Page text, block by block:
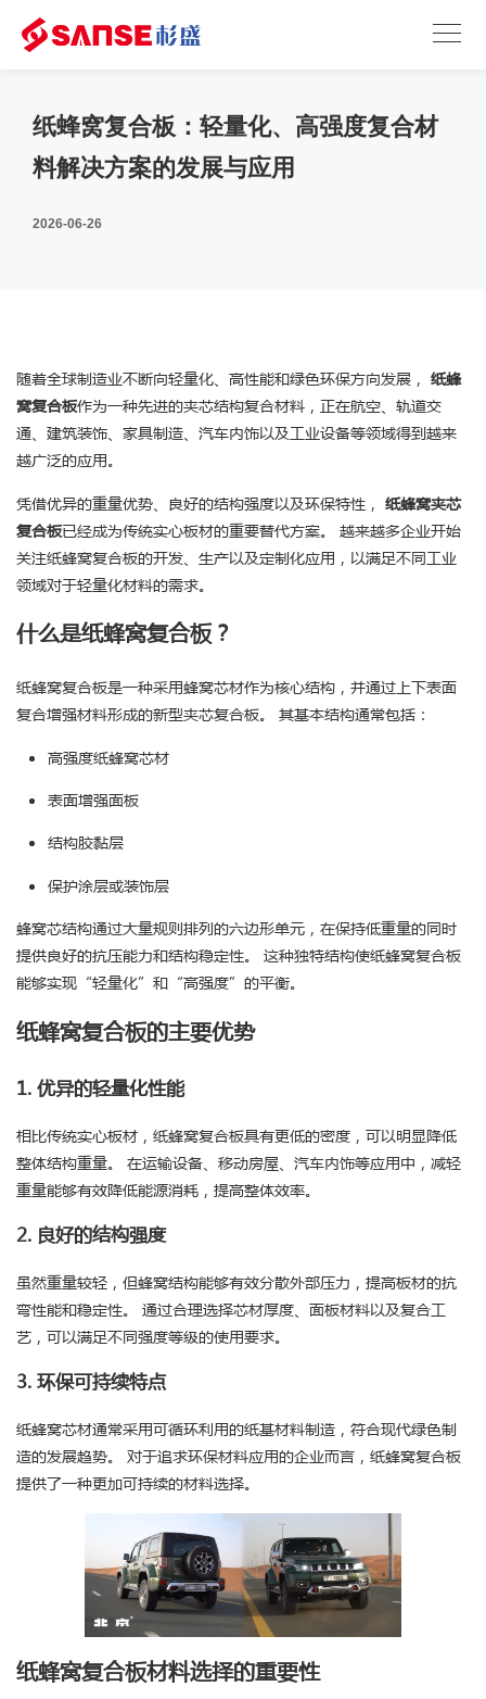
纸蜂窝复合板：轻量化、高强度复合材
料解决方案的发展与应用
2026-06-26
随着全球制造业不断向轻量化、高性能和绿色环保方向发展， 纸蜂
窝复合板作为一种先进的夹芯结构复合材料，正在航空、轨道交
通、建筑装饰、家具制造、汽车内饰以及工业设备等领域得到越来
越广泛的应用。
凭借优异的重量优势、良好的结构强度以及环保特性， 纸蜂窝夹芯
复合板已经成为传统实心板材的重要替代方案。 越来越多企业开始
关注纸蜂窝复合板的开发、生产以及定制化应用，以满足不同工业
领域对于轻量化材料的需求。
什么是纸蜂窝复合板？
纸蜂窝复合板是一种采用蜂窝芯材作为核心结构，并通过上下表面
复合增强材料形成的新型夹芯复合板。 其基本结构通常包括：
高强度纸蜂窝芯材
表面增强面板
结构胶黏层
保护涂层或装饰层
蜂窝芯结构通过大量规则排列的六边形单元，在保持低重量的同时
提供良好的抗压能力和结构稳定性。 这种独特结构使纸蜂窝复合板
能够实现“轻量化”和“高强度”的平衡。
纸蜂窝复合板的主要优势
1. 优异的轻量化性能
相比传统实心板材，纸蜂窝复合板具有更低的密度，可以明显降低
整体结构重量。 在运输设备、移动房屋、汽车内饰等应用中，减轻
重量能够有效降低能源消耗，提高整体效率。
2. 良好的结构强度
虽然重量较轻，但蜂窝结构能够有效分散外部压力，提高板材的抗
弯性能和稳定性。 通过合理选择芯材厚度、面板材料以及复合工
艺，可以满足不同强度等级的使用要求。
3. 环保可持续特点
纸蜂窝芯材通常采用可循环利用的纸基材料制造，符合现代绿色制
造的发展趋势。 对于追求环保材料应用的企业而言，纸蜂窝复合板
提供了一种更加可持续的材料选择。
纸蜂窝复合板材料选择的重要性